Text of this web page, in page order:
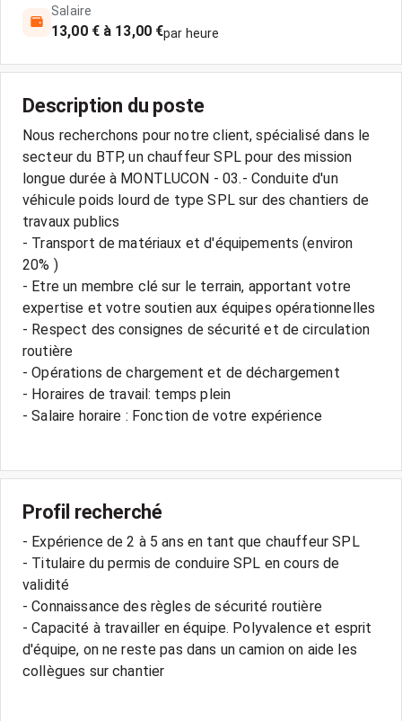
Salaire
13,00 € à 13,00 €par heure
Description du poste
Nous recherchons pour notre client, spécialisé dans le
secteur du BTP, un chauffeur SPL pour des mission
longue durée à MONTLUCON - 03.- Conduite d'un
véhicule poids lourd de type SPL sur des chantiers de
travaux publics
- Transport de matériaux et d'équipements (environ
20% )
- Etre un membre clé sur le terrain, apportant votre
expertise et votre soutien aux équipes opérationnelles
- Respect des consignes de sécurité et de circulation
routière
- Opérations de chargement et de déchargement
- Horaires de travail: temps plein
- Salaire horaire : Fonction de votre expérience
Profil recherché
- Expérience de 2 à 5 ans en tant que chauffeur SPL
- Titulaire du permis de conduire SPL en cours de
validité
- Connaissance des règles de sécurité routière
- Capacité à travailler en équipe. Polyvalence et esprit
d'équipe, on ne reste pas dans un camion on aide les
collègues sur chantier